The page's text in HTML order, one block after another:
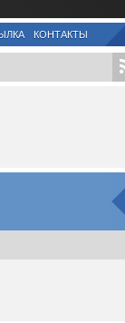
КОНТАКТЫ